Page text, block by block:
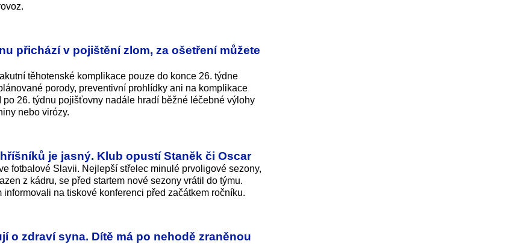
přichází v pojištění zlom, za ošetření můžete
těhotenské komplikace pouze do konce 26. týdne
porody, preventivní prohlídky ani na komplikace
26. týdnu pojišťovny nadále hradí běžné léčebné výlohy
nebo virózy.
je jasný. Klub opustí Staněk či Oscar
fotbalové Slavii. Nejlepší střelec minulé prvoligové sezony,
z kádru, se před startem nové sezony vrátil do týmu.
na tiskové konferenci před začátkem ročníku.
o zdraví syna. Dítě má po nehodě zraněnou